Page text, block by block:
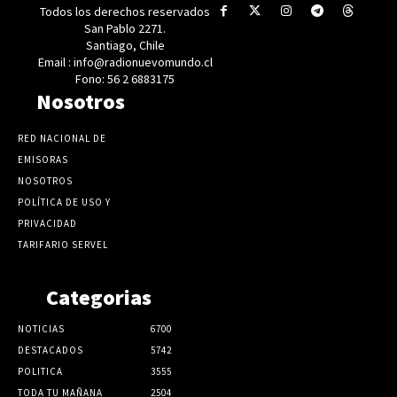
Todos los derechos reservados
San Pablo 2271.
Santiago, Chile
Email : info@radionuevomundo.cl
Fono: 56 2 6883175
Nosotros
RED NACIONAL DE
EMISORAS
NOSOTROS
POLÍTICA DE USO Y
PRIVACIDAD
TARIFARIO SERVEL
Categorias
NOTICIAS
6700
DESTACADOS
5742
POLITICA
3555
TODA TU MAÑANA
2504